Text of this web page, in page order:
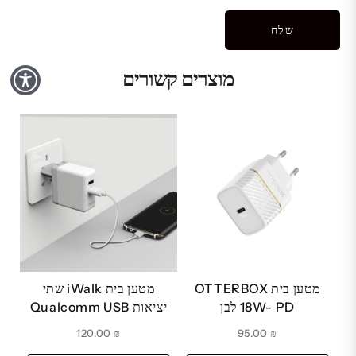
מוצרים קשורים
מטען בית OTTERBOX
18W- PD לבן
₪
מטען בית iWalk שתי
יציאות Qualcomm USB
₪